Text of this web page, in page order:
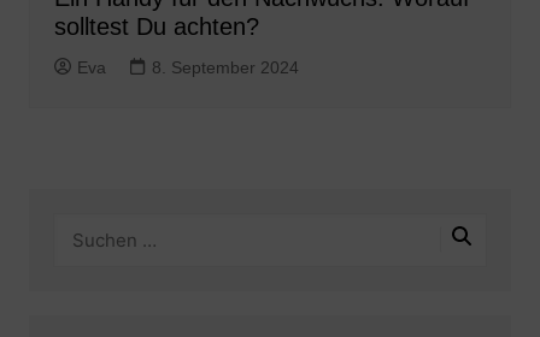
solltest Du achten?
Eva 8. September 2024